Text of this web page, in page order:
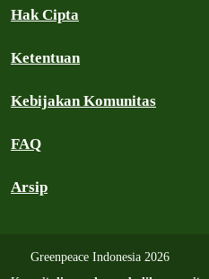
Hak Cipta
Ketentuan
Kebijakan Komunitas
FAQ
Arsip
Greenpeace Indonesia 2026